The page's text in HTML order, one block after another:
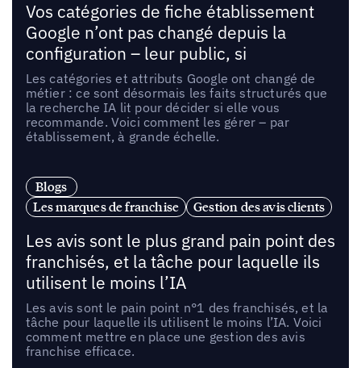
Vos catégories de fiche établissement
Google n’ont pas changé depuis la
configuration – leur public, si
Les catégories et attributs Google ont changé de
métier : ce sont désormais les faits structurés que
la recherche IA lit pour décider si elle vous
recommande. Voici comment les gérer – par
établissement, à grande échelle.
Blogs
Les marques de franchise
Gestion des avis clients
Les avis sont le plus grand pain point des
franchisés, et la tâche pour laquelle ils
utilisent le moins l’IA
Les avis sont le pain point n°1 des franchisés, et la
tâche pour laquelle ils utilisent le moins l’IA. Voici
comment mettre en place une gestion des avis
franchise efficace.